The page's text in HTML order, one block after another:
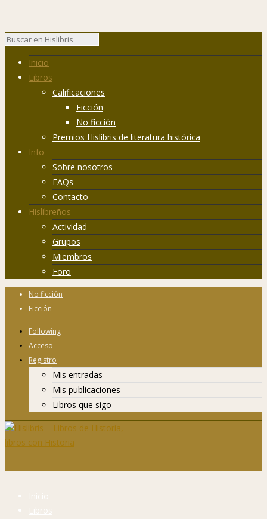
Inicio
Libros
Calificaciones
Ficción
No ficción
Premios Hislibris de literatura histórica
Info
Sobre nosotros
FAQs
Contacto
Hislibreños
Actividad
Grupos
Miembros
Foro
No ficción
Ficción
Following
Acceso
Registro
Mis entradas
Mis publicaciones
Libros que sigo
Inicio
Libros